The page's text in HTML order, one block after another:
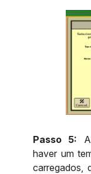
Passo 5:
haver um
carregados,